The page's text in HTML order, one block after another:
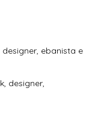
ebanista e
designer,